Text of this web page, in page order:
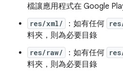
檔讓應用程式在 Google
res/xml/ ：如有任何
料夾，則為必要目錄
res/raw/ ：如有任何
料夾，則為必要目錄